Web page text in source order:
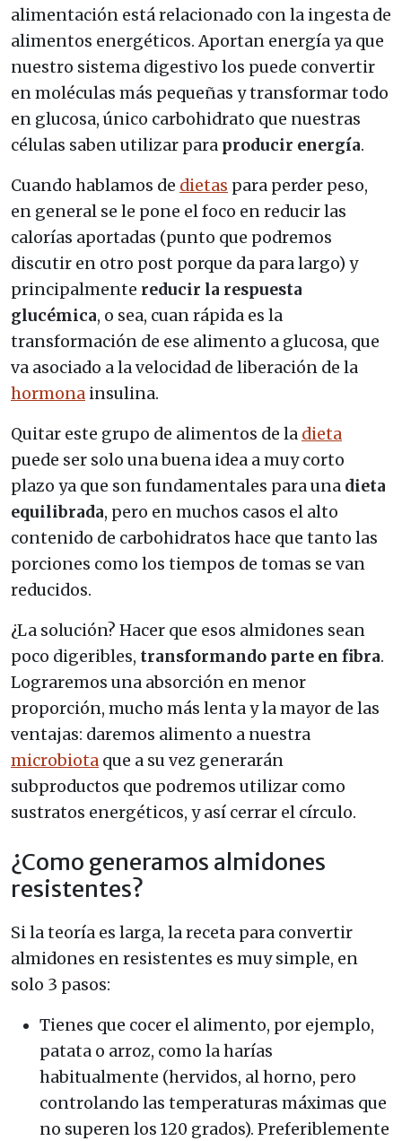
alimentación está relacionado con la ingesta de
alimentos energéticos. Aportan energía ya que
nuestro sistema digestivo los puede convertir
en moléculas más pequeñas y transformar todo
en glucosa, único carbohidrato que nuestras
células saben utilizar para producir energía.
Cuando hablamos de dietas para perder peso,
en general se le pone el foco en reducir las
calorías aportadas (punto que podremos
discutir en otro post porque da para largo) y
principalmente reducir la respuesta
glucémica, o sea, cuan rápida es la
transformación de ese alimento a glucosa, que
va asociado a la velocidad de liberación de la
hormona insulina.
Quitar este grupo de alimentos de la dieta
puede ser solo una buena idea a muy corto
plazo ya que son fundamentales para una dieta
equilibrada, pero en muchos casos el alto
contenido de carbohidratos hace que tanto las
porciones como los tiempos de tomas se van
reducidos.
¿La solución? Hacer que esos almidones sean
poco digeribles, transformando parte en fibra.
Lograremos una absorción en menor
proporción, mucho más lenta y la mayor de las
ventajas: daremos alimento a nuestra
microbiota que a su vez generarán
subproductos que podremos utilizar como
sustratos energéticos, y así cerrar el círculo.
¿Como generamos almidones
resistentes?
Si la teoría es larga, la receta para convertir
almidones en resistentes es muy simple, en
solo 3 pasos:
Tienes que cocer el alimento, por ejemplo,
patata o arroz, como la harías
habitualmente (hervidos, al horno, pero
controlando las temperaturas máximas que
no superen los 120 grados). Preferiblemente